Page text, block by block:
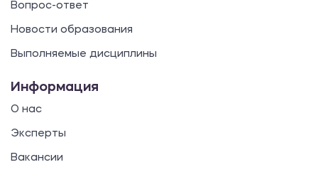
Вопрос-ответ
Новости образования
Выполняемые дисциплины
Информация
О нас
Эксперты
Вакансии